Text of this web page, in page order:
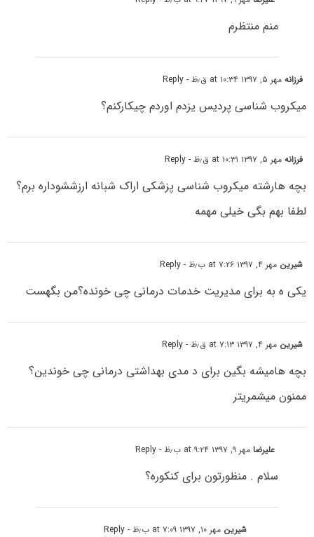
منم منتظرم
فرزانهمهر ۵, ۱۳۹۷ at ۱۰:۳۴ ق٫ظ - Reply
میکروب شناسی پردیس یزدم اوردم چیکارکنم؟
فرزانهمهر ۵, ۱۳۹۷ at ۱۰:۳۱ ق٫ظ - Reply
بچه هارشته میکروب شناسی پزشکی اراک شبانه ارزششوداره برم؟
لطفا بهم بگی خیلی مهمه
شیرین مهر ۴, ۱۳۹۷ at ۷:۲۶ ب٫ظ - Reply
یکی ه به برای مدیریت خدمات درمانی چی خونده؟من بگهست
شیرین مهر ۴, ۱۳۹۷ at ۷:۱۳ ق٫ظ - Reply
بچه هامیشه بگین برای د مدی بهداشتی درمانی چی خوندین؟
ممنون میشمریتر
علیرضامهر ۹, ۱۳۹۷ at ۹:۲۴ ب٫ظ - Reply
سلام . منظورتون برای کنکوره؟
شیرین مهر ۱۰, ۱۳۹۷ at ۷:۰۹ ب٫ظ - Reply